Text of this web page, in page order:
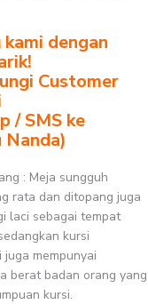
dengan
Customer
/ SMS ke
: Meja sungguh
rata dan ditopang juga
laci sebagai tempat
kursi
mempunyai
berat badan orang yang
kursi.